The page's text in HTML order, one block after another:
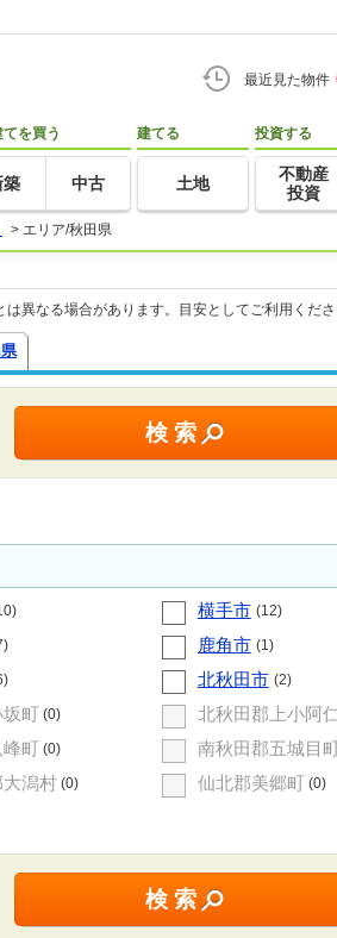
最近見た物件
を買う
築 中古
建てる
土地
投資する
不動産
投資
> エリア/秋田県
異なる場合があります。目安としてご利用くださ
横手市 (12)
鹿角市 (1)
北秋田市 (2)
坂町 (0) 北秋田郡上小阿
峰町 (0) 南秋田郡五城目
潟村(0) 仙北郡美郷町 (0)